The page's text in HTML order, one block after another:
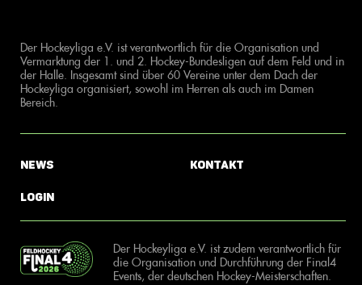
Der Hockeyliga e.V. ist verantwortlich für die Organisation und
Vermarktung der 1. und 2. Hockey-Bundesligen auf dem Feld und in
der Halle. Insgesamt sind über 60 Vereine unter dem Dach der
Hockeyliga organisiert, sowohl im Herren als auch im Damen
Bereich.
News
Login
Kontakt
Der Hockeyliga e.V. ist zudem verantwortlich für
die Organisation und Durchführung der Final4
Events, der deutschen Hockey-Meisterschaften.